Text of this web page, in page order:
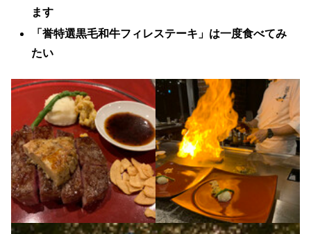
ます
「誉特選黒毛和牛フィレステーキ」は一度食べてみ
たい